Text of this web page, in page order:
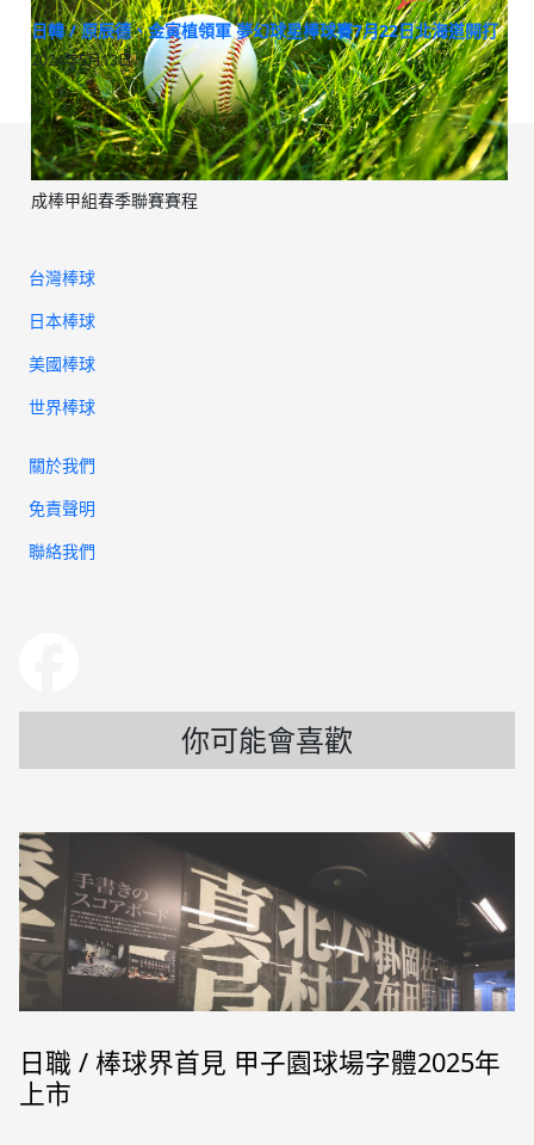
成棒甲組春季聯賽賽程
日韓 / 原辰德、金寅植領軍 夢幻球星棒球賽7月22日北海道開打
2024年5月13日
台灣棒球
日本棒球
美國棒球
世界棒球
關於我們
免責聲明
聯絡我們
你可能會喜歡
日職 / 棒球界首見 甲子園球場字體2025年
上市